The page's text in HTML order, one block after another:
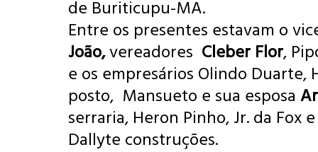
de Buriticupu-MA.
Entre os presentes estavam o
João,vereadores Cleber Flor,
e os empresários Olindo Duarte,
posto, Mansueto e sua esposa
serraria, Heron Pinho, Jr. da Fox
Dallyte construções.